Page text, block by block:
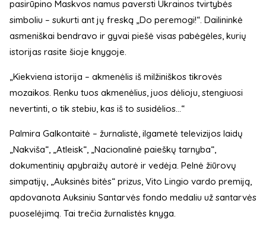
pasirūpino Maskvos namus paversti Ukrainos tvirtybės
simboliu – sukurti ant jų freską „Do peremogi!“. Dailininkė
asmeniškai bendravo ir gyvai piešė visas pabėgėles, kurių
istorijas rasite šioje knygoje.
„Kiekviena istorija – akmenėlis iš milžiniškos tikrovės
mozaikos. Renku tuos akmenėlius, juos dėlioju, stengiuosi
nevertinti, o tik stebiu, kas iš to susidėlios...“
Palmira Galkontaitė – žurnalistė, ilgametė televizijos laidų
„Nakviša“, „Atleisk“, „Nacionalinė paieškų tarnyba“,
dokumentinių apybraižų autorė ir vedėja. Pelnė žiūrovų
simpatijų, „Auksinės bitės“ prizus, Vito Lingio vardo premiją,
apdovanota Auksiniu Santarvės fondo medaliu už santarvės
puoselėjimą. Tai trečia žurnalistės knyga.